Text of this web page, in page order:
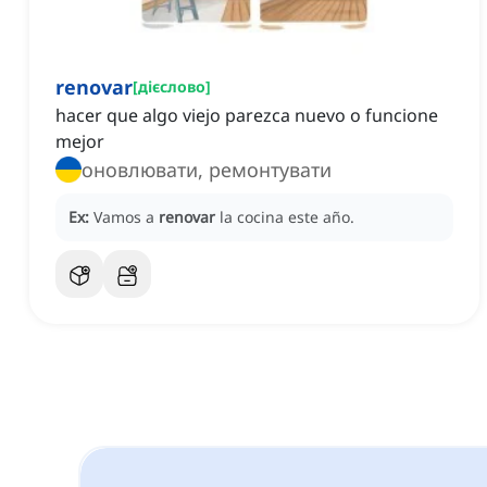
renovar[дієслово]
hacer que algo viejo parezca nuevo o funcione
mejor
оновлювати, ремонтувати
Ex: Vamos a renovar la cocina este año.